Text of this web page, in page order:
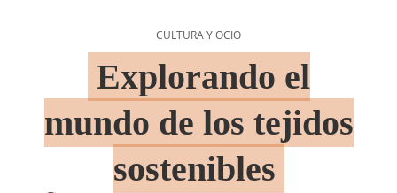
CULTURA Y OCIO
Explorando el
mundo de los tejidos
sostenibles